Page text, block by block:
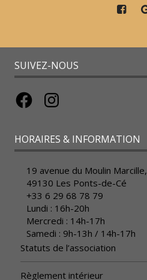
SUIVEZ-NOUS
FacebookInstagram
HORAIRES & INFORMATION
19 avenue du Moulin Marcille,
49130 Les Ponts-de-Cé
+33 6 29 68 78 79
Lundi : 16h-20h
Mercredi : 14h-17h
Samedi : 9h-13h / 14h-17h
Statuts de l’association
Règlement intérieur